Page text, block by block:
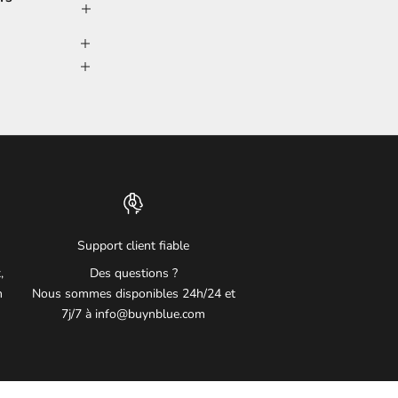
Support client fiable
Des questions ?
Nous sommes disponibles 24h/24 et
7j/7 à info@buynblue.com